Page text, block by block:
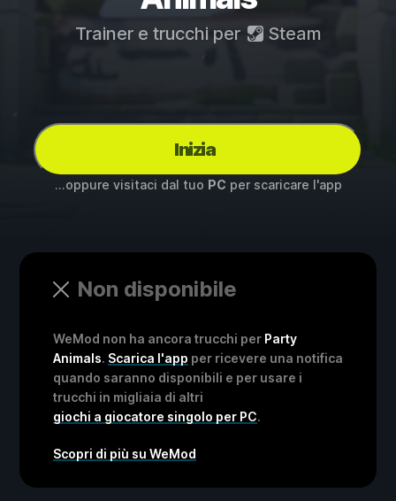
Trainer e trucchi per Steam
Inizia
...oppure visitaci dal tuo PC per scaricare l'app
Non disponibile
WeMod non ha ancora trucchi per Party
Animals. Scarica l'app per ricevere una notifica
quando saranno disponibili e per usare i
trucchi in migliaia di altri
giochi a giocatore singolo per PC.
Scopri di più su WeMod